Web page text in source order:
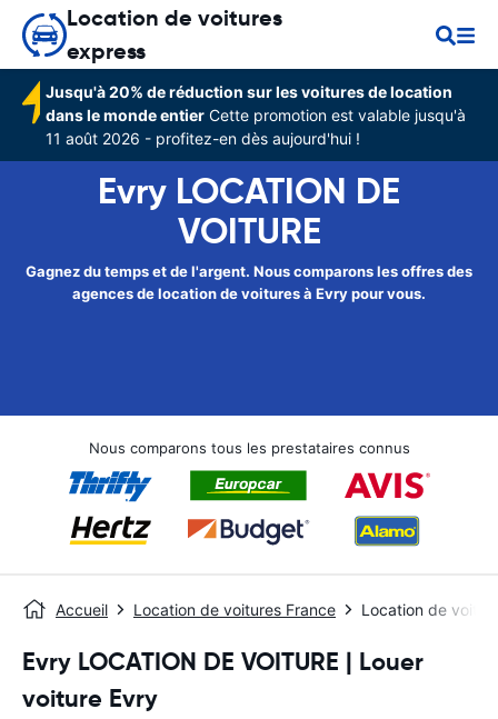
Location de voitures
express
Jusqu'à 20% de réduction sur les voitures de location
dans le monde entier Cette promotion est valable jusqu'à
11 août 2026 - profitez-en dès aujourd'hui !
Evry LOCATION DE
VOITURE
Gagnez du temps et de l'argent. Nous comparons les offres des
agences de location de voitures à Evry pour vous.
Nous comparons tous les prestataires connus
Accueil Location de voitures France Location de
Evry LOCATION DE VOITURE | Louer
voiture Evry